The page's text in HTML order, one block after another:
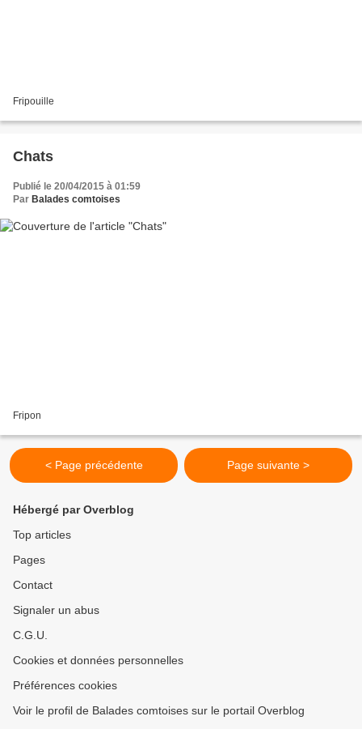
Fripouille
Chats
Publié le 20/04/2015 à 01:59
Par Balades comtoises
Fripon
< Page précédente Page suivante >
Hébergé par Overblog
Top articles
Pages
Contact
Signaler un abus
C.G.U.
Cookies et données personnelles
Préférences cookies
Voir le profil de Balades comtoises sur le portail Overblog